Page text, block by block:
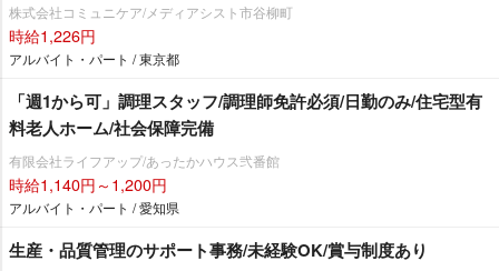
株式会社コミュニケア/メディアシスト市谷柳町
時給1,226円
アルバイト・パート / 東京都
「週1から可」調理スタッフ/調理師免許必須/日勤のみ/住宅型有
料老人ホーム/社会保障完備
有限会社ライフアップ/あったかハウス弐番館
時給1,140円～1,200円
アルバイト・パート / 愛知県
生産・品質管理のサポート事務/未経験OK/賞与制度あり